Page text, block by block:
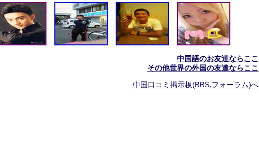
中国語のお友達ならここ
その他世界の外国の友達ならここ
中国口コミ掲示板(BBS,フォーラム)へ